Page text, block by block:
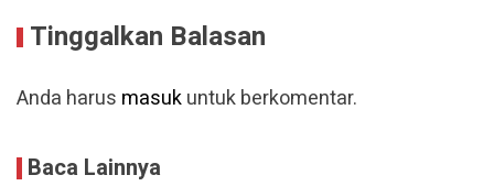
Tinggalkan Balasan
Anda harus masukuntuk berkomentar.
Baca Lainnya